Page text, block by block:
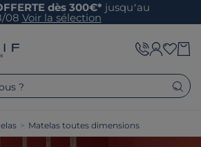
dès 300€* jusqu’au
08 Voir la sélection
?
> Matelas toutes dimensions